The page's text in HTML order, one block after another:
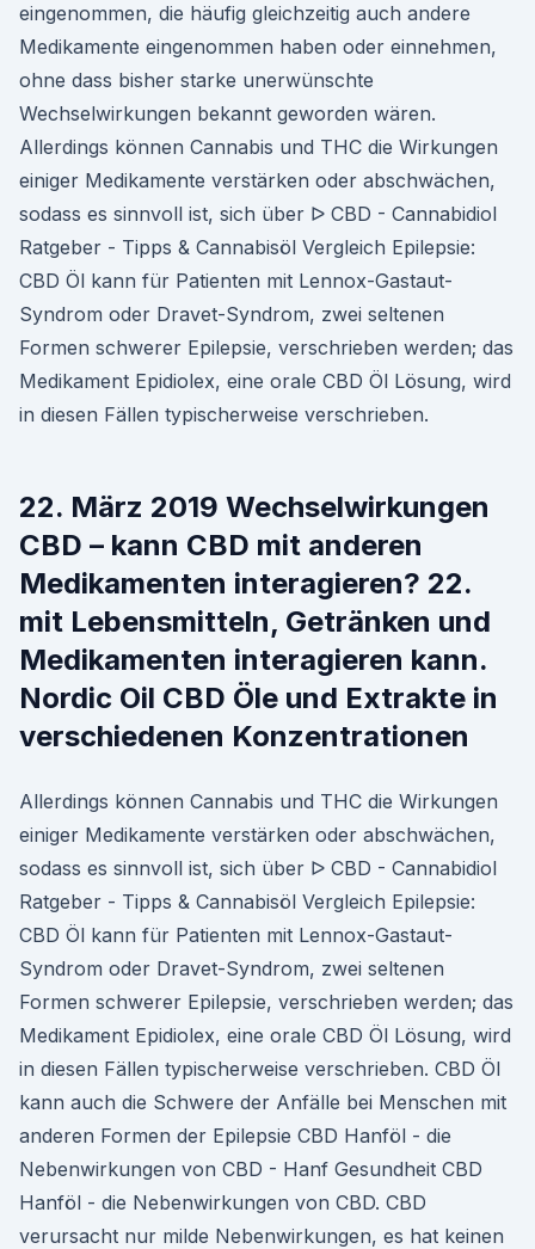
eingenommen, die häufig gleichzeitig auch andere
Medikamente eingenommen haben oder einnehmen,
ohne dass bisher starke unerwünschte
Wechselwirkungen bekannt geworden wären.
Allerdings können Cannabis und THC die Wirkungen
einiger Medikamente verstärken oder abschwächen,
sodass es sinnvoll ist, sich über ᐅ CBD - Cannabidiol
Ratgeber - Tipps & Cannabisöl Vergleich Epilepsie:
CBD Öl kann für Patienten mit Lennox-Gastaut-
Syndrom oder Dravet-Syndrom, zwei seltenen
Formen schwerer Epilepsie, verschrieben werden; das
Medikament Epidiolex, eine orale CBD Öl Lösung, wird
in diesen Fällen typischerweise verschrieben.
22. März 2019 Wechselwirkungen
CBD – kann CBD mit anderen
Medikamenten interagieren? 22.
mit Lebensmitteln, Getränken und
Medikamenten interagieren kann.
Nordic Oil CBD Öle und Extrakte in
verschiedenen Konzentrationen
Allerdings können Cannabis und THC die Wirkungen
einiger Medikamente verstärken oder abschwächen,
sodass es sinnvoll ist, sich über ᐅ CBD - Cannabidiol
Ratgeber - Tipps & Cannabisöl Vergleich Epilepsie:
CBD Öl kann für Patienten mit Lennox-Gastaut-
Syndrom oder Dravet-Syndrom, zwei seltenen
Formen schwerer Epilepsie, verschrieben werden; das
Medikament Epidiolex, eine orale CBD Öl Lösung, wird
in diesen Fällen typischerweise verschrieben. CBD Öl
kann auch die Schwere der Anfälle bei Menschen mit
anderen Formen der Epilepsie CBD Hanföl - die
Nebenwirkungen von CBD - Hanf Gesundheit CBD
Hanföl - die Nebenwirkungen von CBD. CBD
verursacht nur milde Nebenwirkungen, es hat keinen